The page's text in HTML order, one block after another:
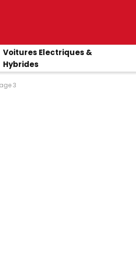
Voitures Electriques &
Hybrides
3